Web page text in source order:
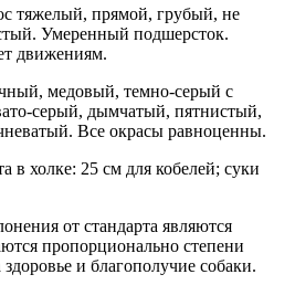
тяжелый, прямой, грубый, не
Умеренный подшерсток.
движениям.
медовый, темно-серый с
серый, дымчатый, пятнистый,
Все окрасы равноценны.
в холке: 25 см для кобелей; суки
от стандарта являются
пропорционально степени
и благополучие собаки.